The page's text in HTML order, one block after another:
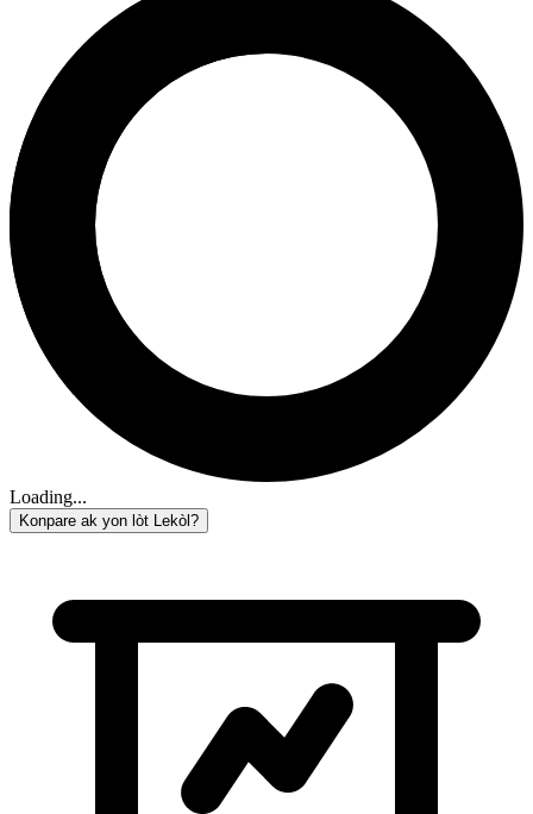
Loading...
Konpare ak yon lòt Lekòl?